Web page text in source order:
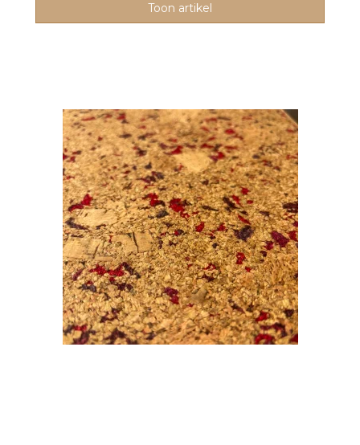
Toon artikel